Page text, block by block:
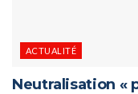
ACTUALITÉ
Neutralisation «